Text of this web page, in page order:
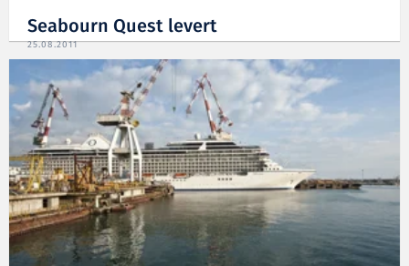
Seabourn Quest levert
25.08.2011